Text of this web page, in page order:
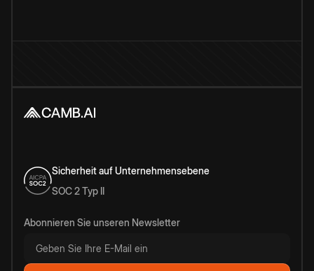
Sicherheit auf Unternehmensebene
SOC 2 Typ II
Abonnieren Sie unseren Newsletter